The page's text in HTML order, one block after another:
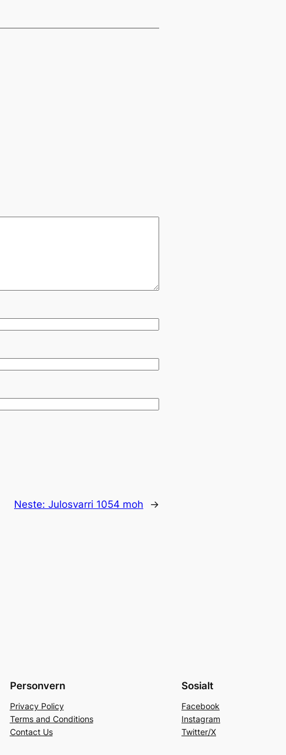
Neste: Julosvarri 1054 moh →
Personvern
Privacy Policy
Terms and Conditions
Contact Us
Sosialt
Facebook
Instagram
Twitter/X